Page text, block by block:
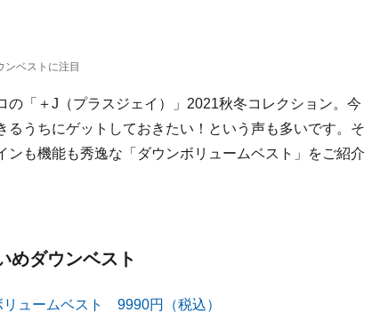
ベストに注目
「＋J（プラスジェイ）」2021秋冬コレクション。今
うちにゲットしておきたい！という声も多いです。そ
も機能も秀逸な「ダウンボリュームベスト」をご紹介
めダウンベスト